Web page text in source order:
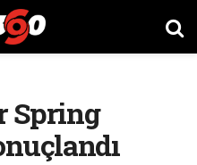
Spring